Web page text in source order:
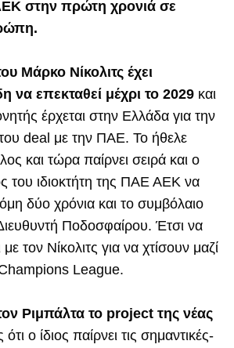
στην πρώτη χρονιά σε
Μάρκο Νίκολιτς έχει
να επεκταθεί μέχρι το 2029 και
έρχεται στην Ελλάδα για την
deal με την ΠΑΕ. Το ήθελε
και τώρα παίρνει σειρά και ο
του ιδιοκτήτη της ΠΑΕ ΑΕΚ να
δύο χρόνια και το συμβόλαιο
Ποδοσφαίρου. Έτσι να
τον Νίκολιτς για να χτίσουν μαζί
League.
Ριμπάλτα το project της νέας
ο ίδιος παίρνει τις σημαντικές-